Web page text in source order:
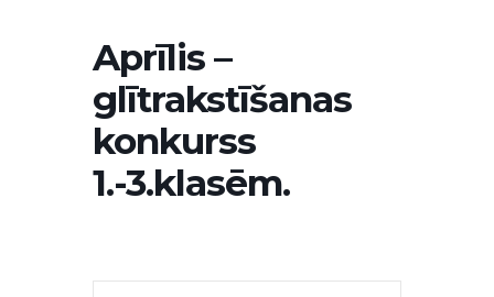
Aprīlis –
glītrakstīšanas
konkurss
1.-3.klasēm.